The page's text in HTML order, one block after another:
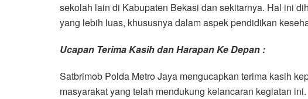
sekolah lain di Kabupaten Bekasi dan sekitarnya. Hal ini
yang lebih luas, khususnya dalam aspek pendidikan
Ucapan Terima Kasih dan Harapan Ke Depan :
Satbrimob Polda Metro Jaya mengucapkan terima kasih
masyarakat yang telah mendukung kelancaran kegiatan